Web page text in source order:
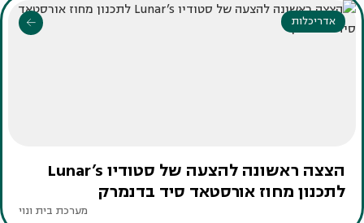
אדריכלות
הצצה ראשונה להצעה של סטודיו Lunar’s
לתכנון מחוז אורסטאד סיד בדנמרק
מערכת בית ונוי